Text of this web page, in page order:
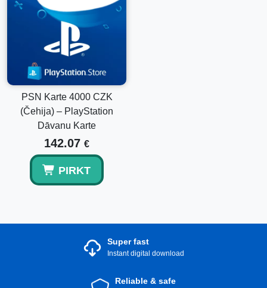
PSN Karte 4000 CZK
(Čehija) – PlayStation
Dāvanu Karte
142.07 €
PIRKT
Super fast
Instant digital download
Reliable & safe